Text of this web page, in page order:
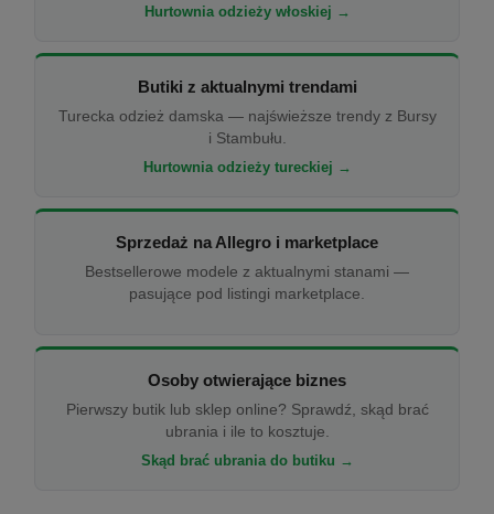
Hurtownia odzieży włoskiej →
Butiki z aktualnymi trendami
Turecka odzież damska — najświeższe trendy z Bursy
i Stambułu.
Hurtownia odzieży tureckiej →
Sprzedaż na Allegro i marketplace
Bestsellerowe modele z aktualnymi stanami —
pasujące pod listingi marketplace.
Osoby otwierające biznes
Pierwszy butik lub sklep online? Sprawdź, skąd brać
ubrania i ile to kosztuje.
Skąd brać ubrania do butiku →